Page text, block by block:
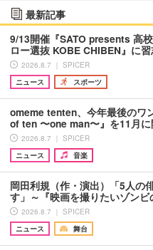
最新記事
9/13開催『SATO presents 高
ロー選抜 KOBE CHIBEN』に
2026.8.7 ｜ SPICER
ニュース
スポーツ
omeme tenten、今年最後のワ
of ten 〜one man〜』を11月に
2026.8.7 ｜ SPICER
ニュース
音楽
岡田利規（作・演出）「5人の
す」～『映画を撮りたいゾン
2026.8.7 ｜ SPICER
ニュース
舞台